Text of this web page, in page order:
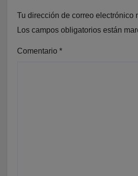
Tu dirección de correo electrónico
Los campos obligatorios están
Comentario *